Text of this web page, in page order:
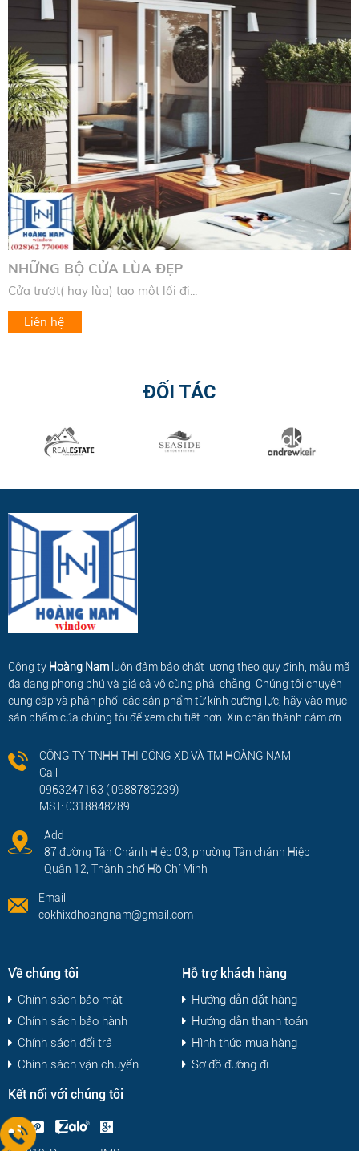
NHỮNG BỘ CỬA LÙA ĐẸP
Cửa trượt( hay lùa) tạo một lối đi...
Liên hệ
ĐỐI TÁC
Công ty Hoàng Nam luôn đảm bảo chất lượng theo quy định, mẫu mã
đa dạng phong phú và giá cả vô cùng phải chăng. Chúng tôi chuyên
cung cấp và phân phối các sản phẩm từ kính cường lực, hãy vào mục
sản phẩm của chúng tôi để xem chi tiết hơn. Xin chân thành cảm ơn.
CÔNG TY TNHH THI CÔNG XD VÀ TM HOÀNG NAM
Call
0963247163 ( 0988789239)
MST: 0318848289
Add
87 đường Tân Chánh Hiệp 03, phường Tân chánh Hiệp
Quận 12, Thành phố Hồ Chí Minh
Email
cokhixdhoangnam@gmail.com
Về chúng tôi
Chính sách bảo mật
Chính sách bảo hành
Chính sách đổi trả
Chính sách vận chuyển
Hỗ trợ khách hàng
Hướng dẫn đặt hàng
Hướng dẫn thanh toán
Hình thức mua hàng
Sơ đồ đường đi
Kết nối với chúng tôi